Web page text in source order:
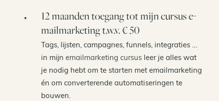
12 maanden toegang tot mijn cursus e-
mailmarketing t.w.v. € 50
Tags, lijsten, campagnes, funnels, integraties …
in mijn emailmarketing cursusleer je alles wat
je nodig hebt om te starten met emailmarketing
én om converterende automatiseringen te
bouwen.